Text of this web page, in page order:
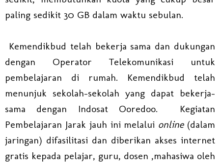
paling sedikit 30 GB dalam waktu sebulan.
Kemendikbud telah bekerja sama dan dukungan
dengan Operator Telekomunikasi untuk
pembelajaran di rumah. Kemendikbud telah
menunjuk sekolah-sekolah yang dapat bekerja-
sama dengan Indosat Ooredoo. Kegiatan
Pembelajaran Jarak jauh ini melalui online(dalam
jaringan) difasilitasi dan diberikan akses internet
gratis kepada pelajar, guru, dosen ,mahasiwa oleh